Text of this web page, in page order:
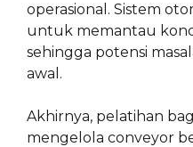
operasional. Sistem
untuk memantau
sehingga potensi
awal.
Akhirnya, pelatihan
mengelola conveyor